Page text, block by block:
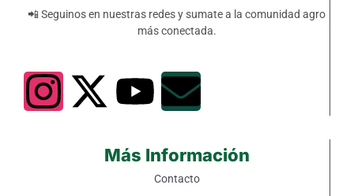
📲 Seguinos en nuestras redes y sumate a la comunidad agro
más conectada.
Más Información
Contacto